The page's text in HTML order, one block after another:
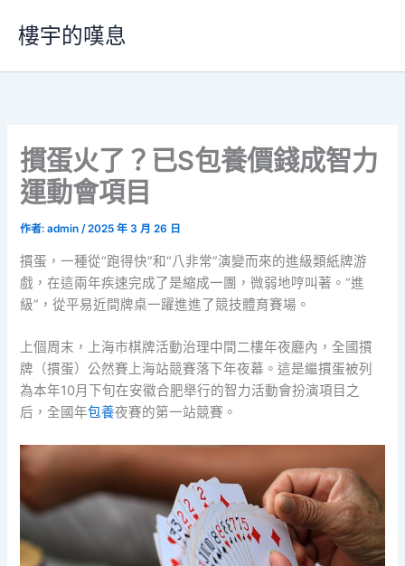
要
樓宇的嘆息
摜蛋火了？已S包養價錢成智力
運動會項目
作者:admin/2025 年 3 月 26 日
摜蛋，一種從“跑得快”和“八非常”演變而來的進級類紙牌游
戲，在這兩年疾速完成了是縮成一團，微弱地哼叫著。“進
級”，從平易近間牌桌一躍進進了競技體育賽場。
上個周末，上海市棋牌活動治理中間二樓年夜廳內，全國摜
牌（摜蛋）公然賽上海站競賽落下年夜幕。這是繼摜蛋被列
為本年10月下旬在安徽合肥舉行的智力活動會扮演項目之
后，全國年包養夜賽的第一站競賽。